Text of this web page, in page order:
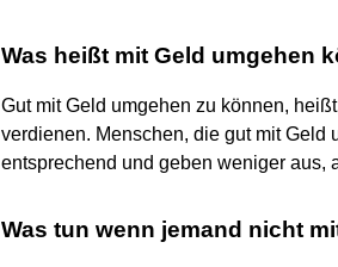
Was heißt mit Geld umgehen
Gut mit Geld umgehen zu können,
verdienen. Menschen, die gut mit Geld
entsprechend und geben weniger aus,
Was tun wenn jemand nicht